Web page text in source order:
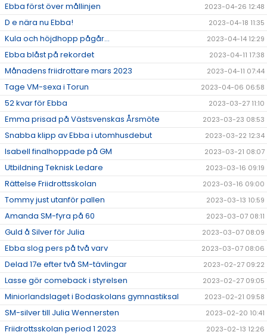
Ebba först över mållinjen 2023-04-26 12:48
D e nära nu Ebba! 2023-04-18 11:35
Kula och höjdhopp pågår... 2023-04-14 12:29
Ebba blåst på rekordet 2023-04-11 17:38
Månadens friidrottare mars 2023 2023-04-11 07:44
Tage VM-sexa i Torun 2023-04-06 06:58
52 kvar för Ebba 2023-03-27 11:10
Emma prisad på Västsvenskas Årsmöte 2023-03-23 08:53
Snabba klipp av Ebba i utomhusdebut 2023-03-22 12:34
Isabell finalhoppade på GM 2023-03-21 08:07
Utbildning Teknisk Ledare 2023-03-16 09:19
Rättelse Friidrottsskolan 2023-03-16 09:00
Tommy just utanför pallen 2023-03-13 10:59
Amanda SM-fyra på 60 2023-03-07 08:11
Guld å Silver för Julia 2023-03-07 08:09
Ebba slog pers på två varv 2023-03-07 08:06
Delad 17e efter två SM-tävlingar 2023-02-27 09:22
Lasse gör comeback i styrelsen 2023-02-27 09:05
Miniorlandslaget i Bodaskolans gymnastiksal 2023-02-21 09:58
SM-silver till Julia Wennersten 2023-02-20 10:41
Friidrottsskolan period 1 2023 2023-02-13 12:26